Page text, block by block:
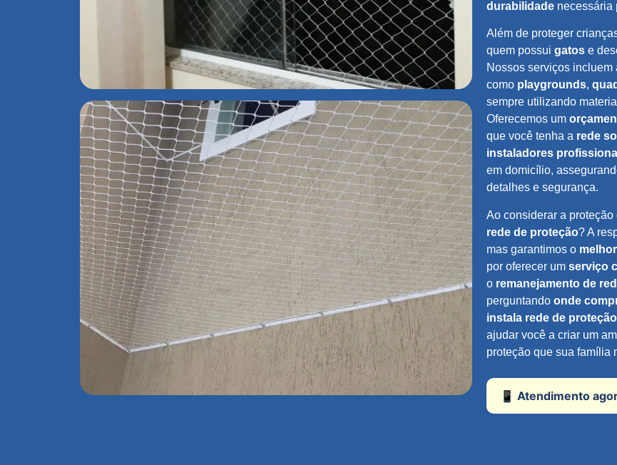
durabilidade necessária
Além de proteger
quem possui gatos e
Nossos serviços incluem
como playgrounds,
sempre utilizando
Oferecemos um
que você tenha a rede
instaladores
em domicílio,
detalhes e segurança.
Ao considerar a
rede de proteção? A
mas garantimos o
por oferecer um serviço
o remanejamento de
perguntando onde
instala rede de proteção
ajudar você a criar um
proteção que sua família
📱 Atendimento